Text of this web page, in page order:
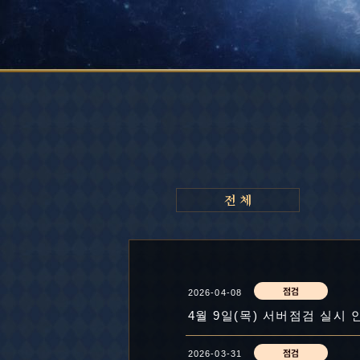
2026-04-08
4월 9일(목) 서버점검 실시
2026-03-31